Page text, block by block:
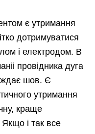
є утримання
дотримуватися
і електродом. В
провідника дуга
шов. Є
утримання
краще
і так все